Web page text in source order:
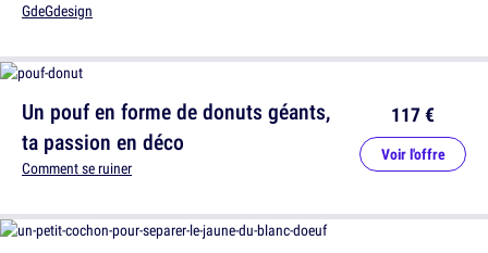
GdeGdesign
Un pouf en forme de donuts géants,
ta passion en déco
Comment se ruiner
117 €
Voir l'offre